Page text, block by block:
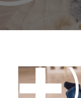
NOS SERVICES
NOUS JOINDRE